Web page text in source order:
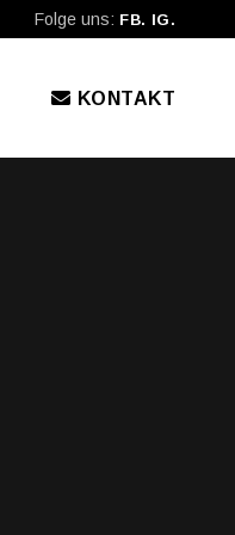
Folge uns: FB. IG.
KONTAKT